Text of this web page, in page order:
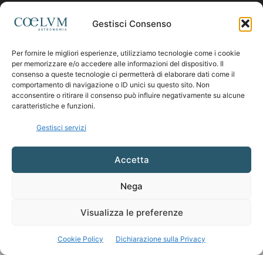
Gestisci Consenso
Per fornire le migliori esperienze, utilizziamo tecnologie come i cookie
per memorizzare e/o accedere alle informazioni del dispositivo. Il
consenso a queste tecnologie ci permetterà di elaborare dati come il
comportamento di navigazione o ID unici su questo sito. Non
acconsentire o ritirare il consenso può influire negativamente su alcune
caratteristiche e funzioni.
Gestisci servizi
Accetta
Nega
Visualizza le preferenze
Cookie Policy Dichiarazione sulla Privacy
SEGUICI